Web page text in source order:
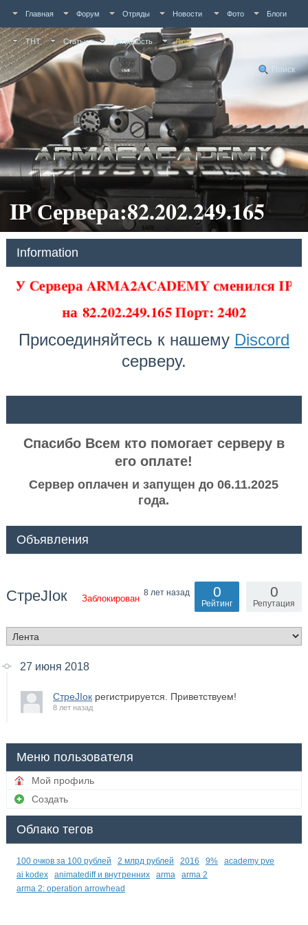
Главная Форум Отряды Новости Фото Блоги
ТНТ Статьи Активность Люди
Поиск
IP Сервера:82.202.249.165
Information
У Сервера ARMA2ACADEMY сменился IP
на 82.202.249.165 Порт: 2402
Присоединяйтесь к нашему Discord
серверу.
Спасибо Всем кто помогает серверу в
его оплате!
Сервер оплачен и запущен до 06.11.2025
года.
Объявления
СтреJIок Заблокирован
8 лет назад 0
Репутация
0
Рейтинг
27 июня 2018
СтреJIокрегистрируется. Приветствуем!
8 лет назад
Меню пользователя
Мой профиль
Создать
Облако тегов
100 очков за 100 рублей 2 млрд рублей 2016 9%
academy pve
ai kodex
animatediff и внутренних arma
arma 2
arma 2: operation arrowhead